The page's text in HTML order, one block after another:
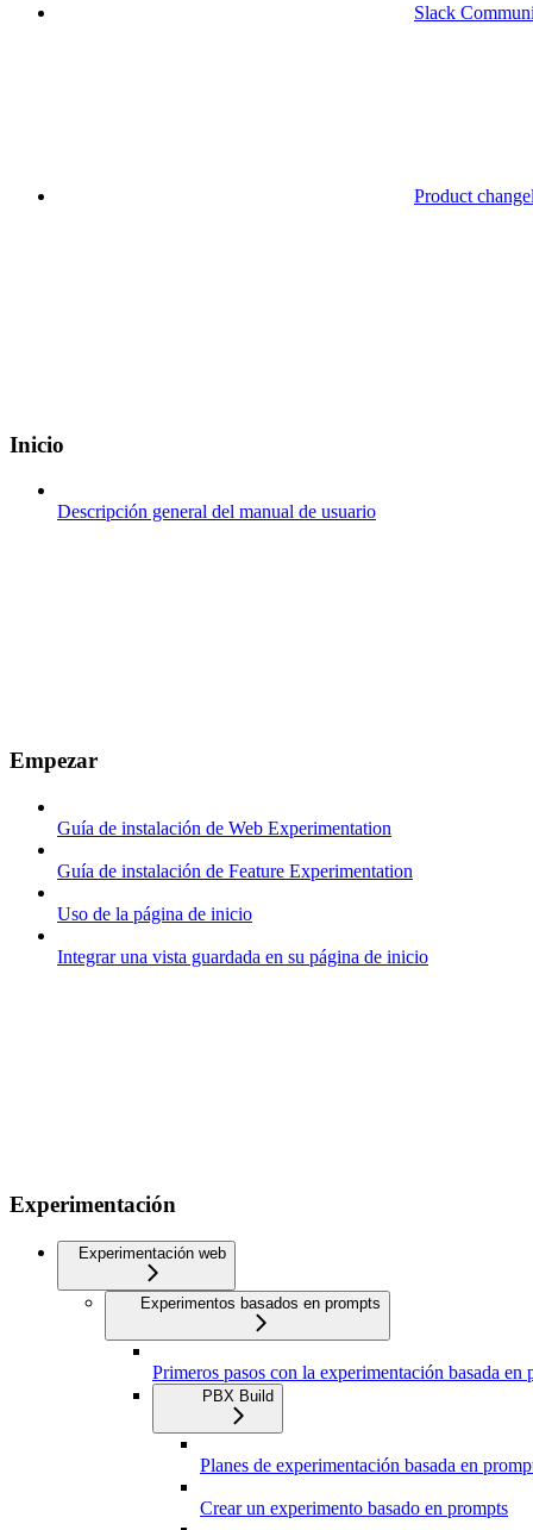
Slack
Product
Inicio
Descripción general del manual de usuario
Empezar
Guía de instalación de Web Experimentation
Guía de instalación de Feature Experimentation
Uso de la página de inicio
Integrar una vista guardada en su página de inicio
Experimentación
Experimentación web
Experimentos basados en prompts
Primeros pasos con la experimentación basada en
PBX Build
Planes de experimentación basada en
Crear un experimento basado en prompts